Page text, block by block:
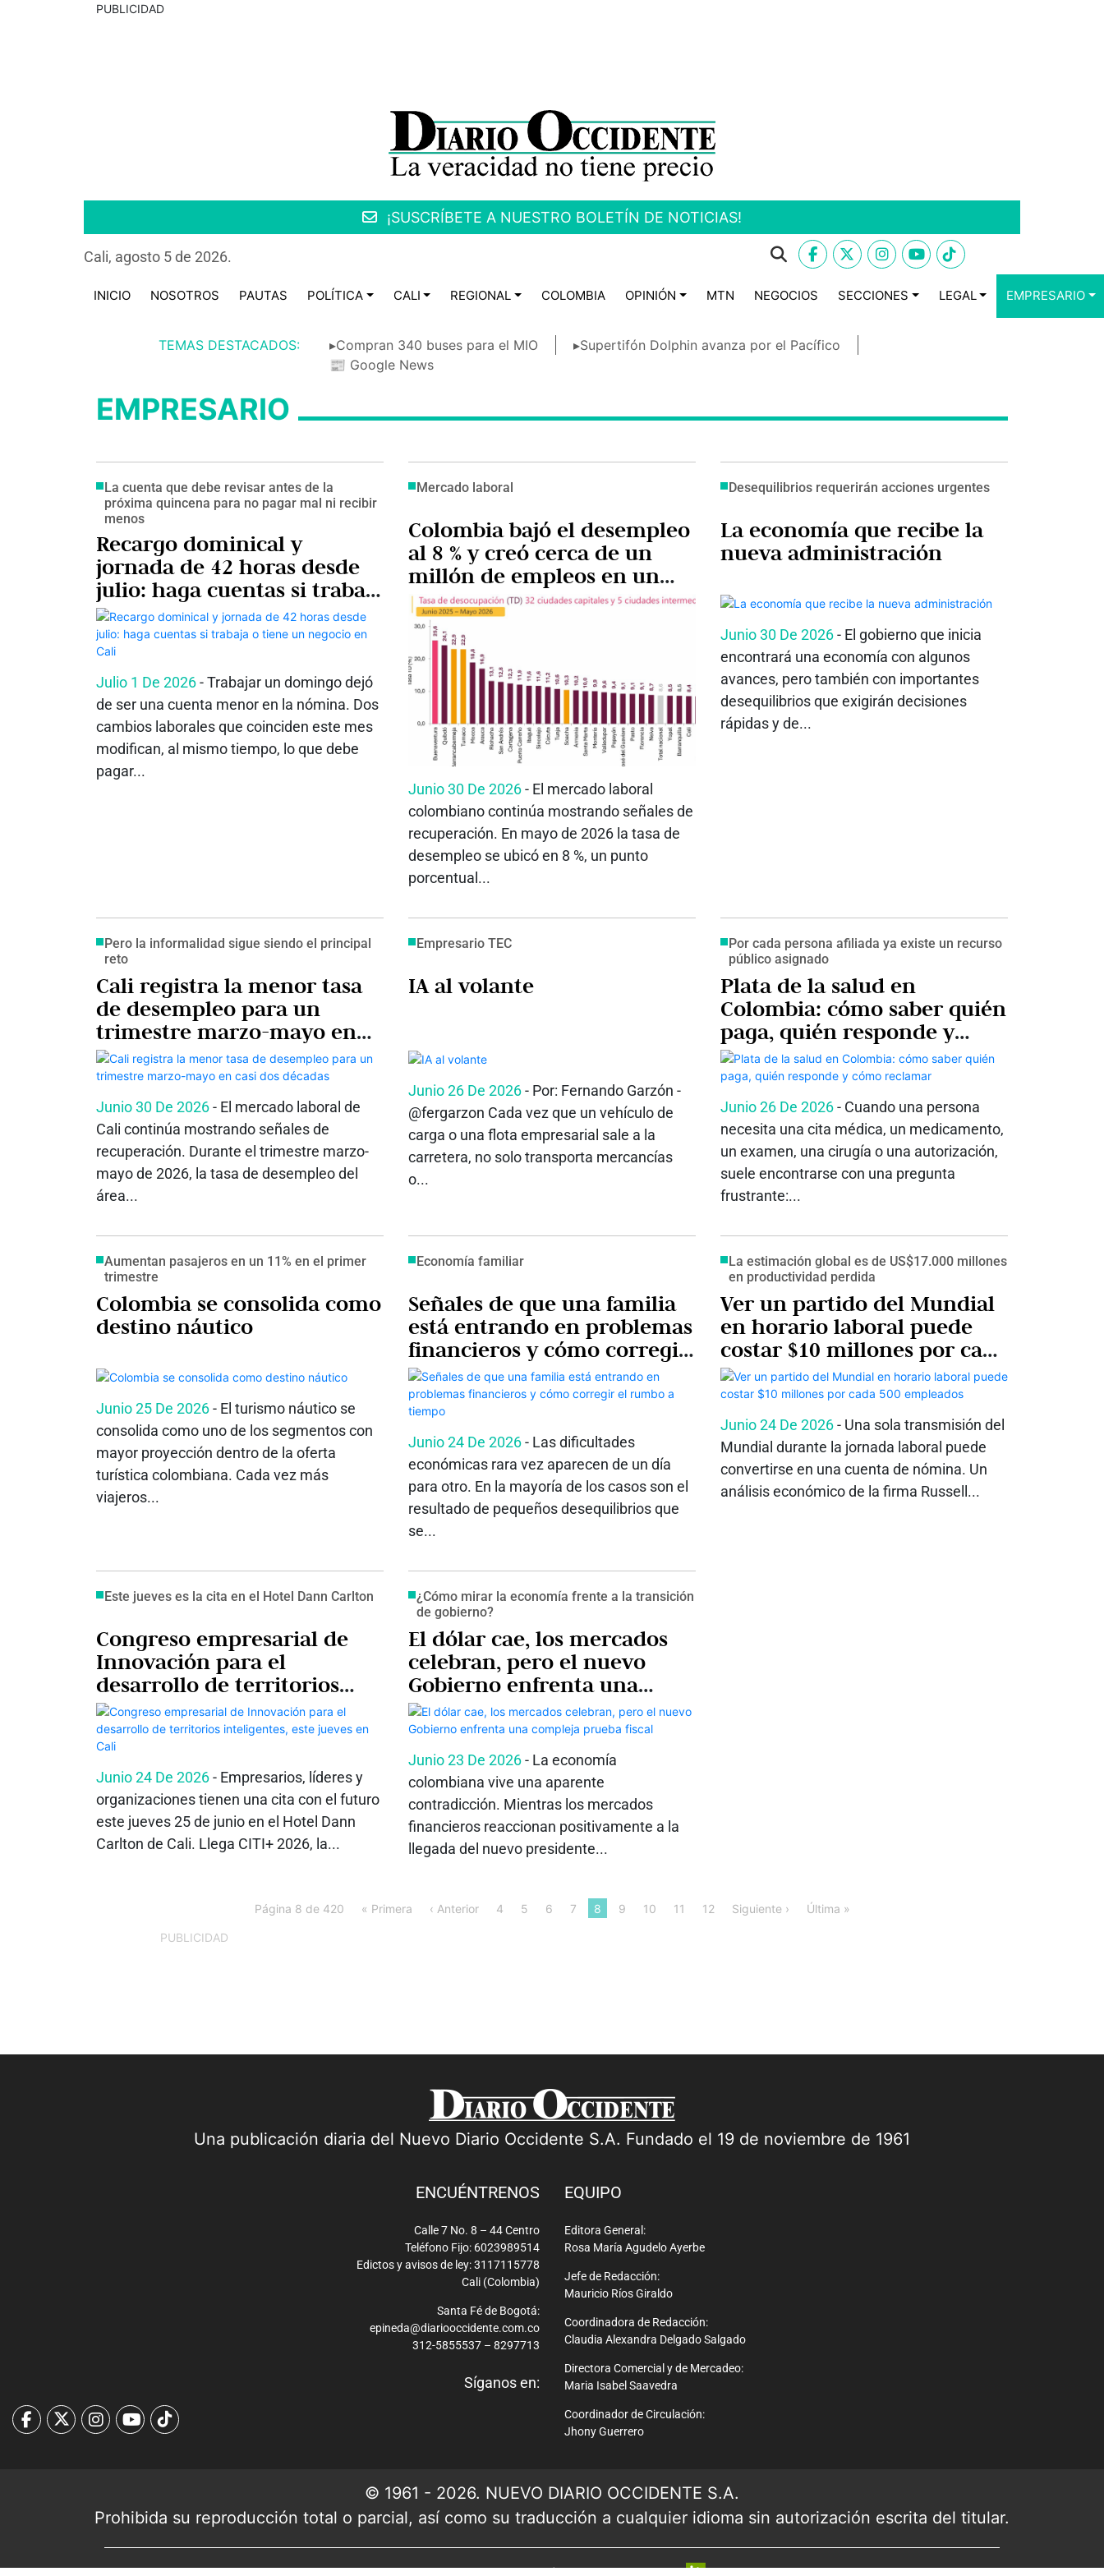
PUBLICIDAD
¡SUSCRÍBETE A NUESTRO BOLETÍN DE NOTICIAS!
Cali, agosto 5 de 2026.
INICIO NOSOTROS PAUTAS POLÍTICA CALI REGIONAL COLOMBIA OPINIÓN MTN NEGOCIOS SECCIONES LEGAL EMPRESARIO
TEMAS DESTACADOS: ▸Compran 340 buses para el MIO
▸Supertifón Dolphin avanza por el Pacífico
📰 Google News
EMPRESARIO
La cuenta que debe revisar antes de la
próxima quincena para no pagar mal ni recibir
menos
Recargo dominical y
jornada de 42 horas desde
julio: haga cuentas si trabaja
o tiene un negocio en Cali
Julio 1 De 2026- Trabajar un domingo dejó
de ser una cuenta menor en la nómina. Dos
cambios laborales que coinciden este mes
modifican, al mismo tiempo, lo que debe
pagar...
Mercado laboral
Colombia bajó el desempleo
al 8 % y creó cerca de un
millón de empleos en un
año
Junio 30 De 2026- El mercado laboral
colombiano continúa mostrando señales de
recuperación. En mayo de 2026 la tasa de
desempleo se ubicó en 8 %, un punto
porcentual...
Desequilibrios requerirán acciones urgentes
La economía que recibe la
nueva administración
Junio 30 De 2026- El gobierno que inicia
encontrará una economía con algunos
avances, pero también con importantes
desequilibrios que exigirán decisiones
rápidas y de...
Pero la informalidad sigue siendo el principal
reto
Cali registra la menor tasa
de desempleo para un
trimestre marzo-mayo en
casi dos décadas
Junio 30 De 2026- El mercado laboral de
Cali continúa mostrando señales de
recuperación. Durante el trimestre marzo-
mayo de 2026, la tasa de desempleo del
área...
Empresario TEC
IA al volante
Junio 26 De 2026- Por: Fernando Garzón -
@fergarzon Cada vez que un vehículo de
carga o una flota empresarial sale a la
carretera, no solo transporta mercancías
o...
Por cada persona afiliada ya existe un recurso
público asignado
Plata de la salud en
Colombia: cómo saber quién
paga, quién responde y
cómo reclamar
Junio 26 De 2026- Cuando una persona
necesita una cita médica, un medicamento,
un examen, una cirugía o una autorización,
suele encontrarse con una pregunta
frustrante:...
Aumentan pasajeros en un 11% en el primer
trimestre
Colombia se consolida como
destino náutico
Junio 25 De 2026- El turismo náutico se
consolida como uno de los segmentos con
mayor proyección dentro de la oferta
turística colombiana. Cada vez más
viajeros...
Economía familiar
Señales de que una familia
está entrando en problemas
financieros y cómo corregir
el rumbo a tiempo
Junio 24 De 2026- Las dificultades
económicas rara vez aparecen de un día
para otro. En la mayoría de los casos son el
resultado de pequeños desequilibrios que
se...
La estimación global es de US$17.000 millones
en productividad perdida
Ver un partido del Mundial
en horario laboral puede
costar $10 millones por cada
500 empleados
Junio 24 De 2026- Una sola transmisión del
Mundial durante la jornada laboral puede
convertirse en una cuenta de nómina. Un
análisis económico de la firma Russell...
Este jueves es la cita en el Hotel Dann Carlton
Congreso empresarial de
Innovación para el
desarrollo de territorios
inteligentes, este jueves en
Cali
Junio 24 De 2026- Empresarios, líderes y
organizaciones tienen una cita con el futuro
este jueves 25 de junio en el Hotel Dann
Carlton de Cali. Llega CITI+ 2026, la...
¿Cómo mirar la economía frente a la transición
de gobierno?
El dólar cae, los mercados
celebran, pero el nuevo
Gobierno enfrenta una
compleja prueba fiscal
Junio 23 De 2026- La economía
colombiana vive una aparente
contradicción. Mientras los mercados
financieros reaccionan positivamente a la
llegada del nuevo presidente...
Página 8 de 420 « Primera ‹ Anterior 4 5 6 7 8 9 10 11 12 Siguiente › Última »
PUBLICIDAD
Una publicación diaria del Nuevo Diario Occidente S.A. Fundado el 19 de noviembre de 1961
ENCUÉNTRENOS
Calle 7 No. 8 – 44 Centro
Teléfono Fijo: 6023989514
Edictos y avisos de ley: 3117115778
Cali (Colombia)
Santa Fé de Bogotá:
epineda@diariooccidente.com.co
312-5855537 – 8297713
Síganos en:
EQUIPO
Editora General:
Rosa María Agudelo Ayerbe
Jefe de Redacción:
Mauricio Ríos Giraldo
Coordinadora de Redacción:
Claudia Alexandra Delgado Salgado
Directora Comercial y de Mercadeo:
Maria Isabel Saavedra
Coordinador de Circulación:
Jhony Guerrero
© 1961 - 2026. NUEVO DIARIO OCCIDENTE S.A.
Prohibida su reproducción total o parcial, así como su traducción a cualquier idioma sin autorización escrita del titular.